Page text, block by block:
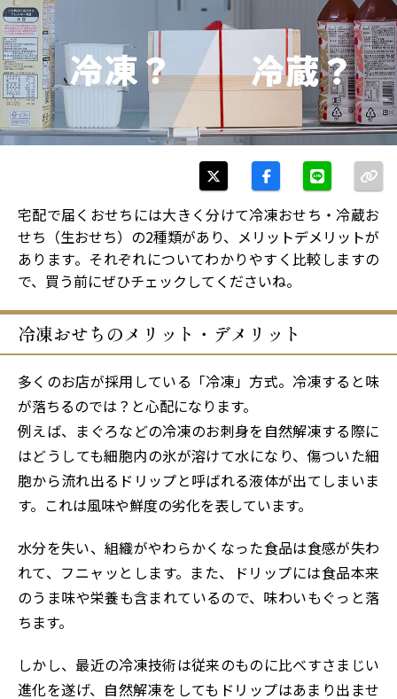
宅配で届くおせちには大きく分けて冷凍おせち・冷蔵お
せち（生おせち）の2種類があり、メリットデメリットが
あります。それぞれについてわかりやすく比較しますの
で、買う前にぜひチェックしてくださいね。
冷凍おせちのメリット・デメリット
多くのお店が採用している「冷凍」方式。冷凍すると味
が落ちるのでは？と心配になります。
例えば、まぐろなどの冷凍のお刺身を自然解凍する際に
はどうしても細胞内の氷が溶けて水になり、傷ついた細
胞から流れ出るドリップと呼ばれる液体が出てしまいま
す。これは風味や鮮度の劣化を表しています。
水分を失い、組織がやわらかくなった食品は食感が失わ
れて、フニャッとします。また、ドリップには食品本来
のうま味や栄養も含まれているので、味わいもぐっと落
ちます。
しかし、最近の冷凍技術は従来のものに比べすさまじい
進化を遂げ、自然解凍をしてもドリップはあまり出ませ